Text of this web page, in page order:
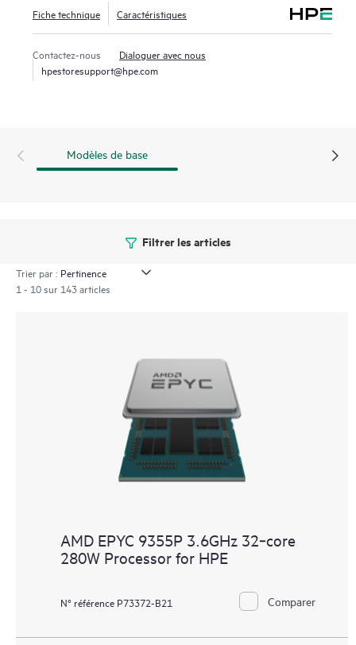
Fiche technique Caractéristiques
Contactez-nous
Dialoguer avec nous
hpestoresupport@hpe.com
Modèles de base
Filtrer les articles
Trier par :
1 - 10 sur 143 articles
AMD EPYC 9355P 3.6GHz 32‑core
280W Processor for HPE
N° référence P73372-B21 Comparer